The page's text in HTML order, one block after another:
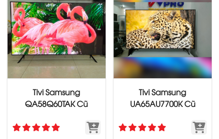
Tivi Samsung
QA58Q60TAK Cũ
Tivi Samsung
UA65AU7700K Cũ